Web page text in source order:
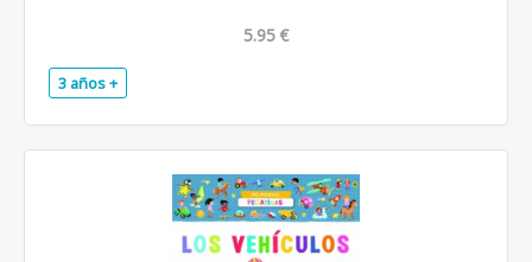
5.95 €
3 años +